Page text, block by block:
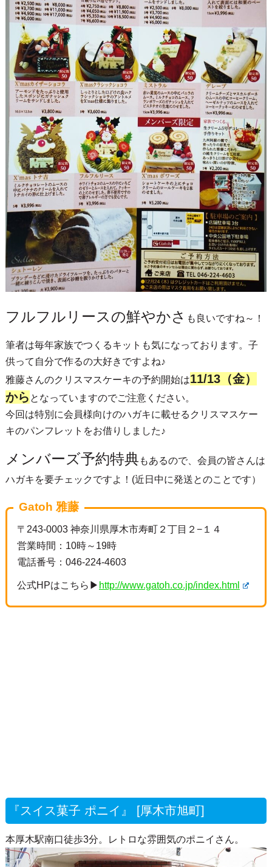
フルフルリースの鮮やかさ も良いですね～！
筆者は毎年家族でつくるキットも気になっております。子
供って自分で作るの大好きですよね♪
雅藤さんのクリスマスケーキの予約開始は11/13（金）
から となっていますのでご注意ください。
今回は特別に会員様向けのハガキに載せるクリスマスケー
キのパンフレットをお借りしました♪
メンバーズ予約特典 もあるので、会員の皆さんは
ハガキを要チェックですよ！(近日中に発送とのことです）
Gatoh 雅藤
〒243-0003 神奈川県厚木市寿町２丁目２−１４
営業時間：10時～19時
電話番号： 046-224-4603
公式HPはこちら▶ http://www.gatoh.co.jp/index.html
『スイス菓子 ポニイ』 [厚木市旭町]
本厚木駅南口徒歩3分。レトロな雰囲気のポニイさん。